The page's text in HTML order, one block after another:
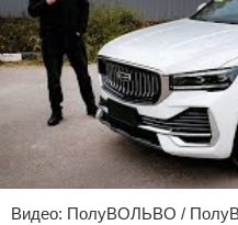
Видео: ПолуВОЛЬВО /